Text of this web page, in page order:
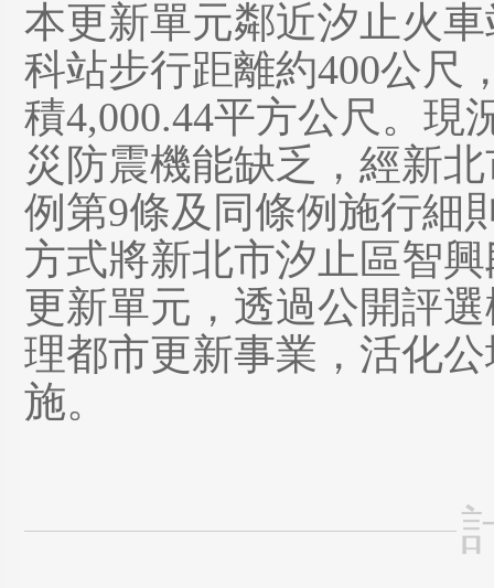
本更新單元鄰近汐止火
科站步行距離約400公尺
積4,000.44平方公尺。現
災防震機能缺乏，經新
例第9條及同條例施行細
方式將新北市汐止區智
更新單元，透過公開評
理都市更新事業，活化
施。